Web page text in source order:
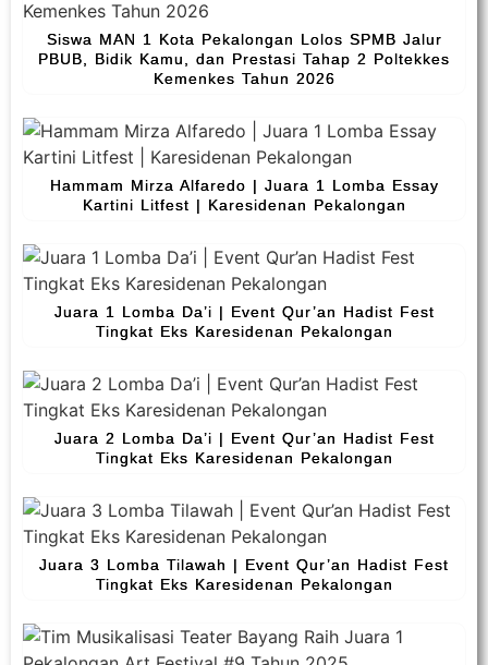
Siswa MAN 1 Kota Pekalongan Lolos SPMB Jalur
PBUB, Bidik Kamu, dan Prestasi Tahap 2 Poltekkes
Kemenkes Tahun 2026
Hammam Mirza Alfaredo | Juara 1 Lomba Essay
Kartini Litfest | Karesidenan Pekalongan
Juara 1 Lomba Da’i | Event Qur’an Hadist Fest
Tingkat Eks Karesidenan Pekalongan
Juara 2 Lomba Da’i | Event Qur’an Hadist Fest
Tingkat Eks Karesidenan Pekalongan
Juara 3 Lomba Tilawah | Event Qur’an Hadist Fest
Tingkat Eks Karesidenan Pekalongan